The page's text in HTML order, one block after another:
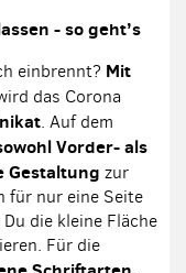
- so geht’s
einbrennt? Mit
das Corona
. Auf dem
Vorder- als
Gestaltung zur
für nur eine Seite
die kleine Fläche
Für die